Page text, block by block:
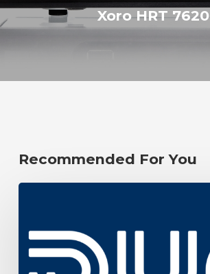
Xoro HRT 7620
Recommended For You